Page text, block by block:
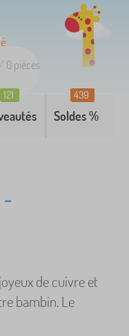
0 pièces
121
Soldes %
439
-
de cuivre et
bambin. Le